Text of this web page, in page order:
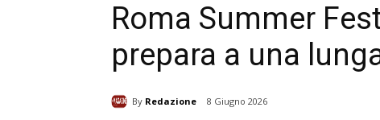
Roma Summer
prepara a una
By Redazione 8 Giugno 2026